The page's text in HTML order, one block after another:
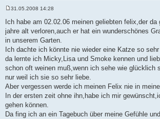
e
i
t
a
g
31.05.2008 14:28
Ich habe am 02.02.06 meinen geliebten felix,der da
jahre alt verloren,auch er hat ein wunderschönes
in unserem Garten.
Ich dachte ich könnte nie wieder eine Katze so
da lernte ich Micky,Lisa und Smoke kennen und
schon oft weinen muß,wenn ich sehe wie glücklich
nur weil ich sie so sehr liebe.
Aber vergessen werde ich meinen Felix nie in
In der ersten zeit ohne ihn,habe ich mir
gehen können.
Da fing ich an ein Tagebuch über meine Gefühle